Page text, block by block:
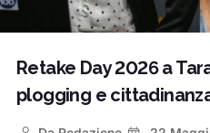
Retake Day 2026 a
plogging e